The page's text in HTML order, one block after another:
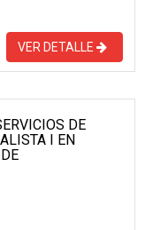
VER DETALLE
DE
I EN